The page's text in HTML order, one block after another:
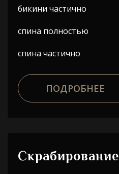
бикини частично
спина полностью
спина частично
ПОДРОБНЕЕ
Скрабирование